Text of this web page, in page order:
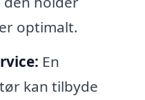
optimalt.
En
kan tilbyde